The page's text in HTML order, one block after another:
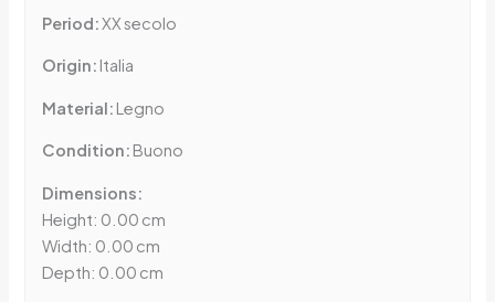
Period:XX secolo
Origin: Italia
Material: Legno
Condition: Buono
Dimensions:
Height: 0.00 cm
Width: 0.00 cm
Depth: 0.00 cm